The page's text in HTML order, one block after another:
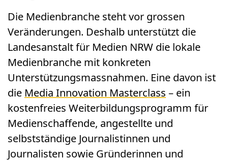
Die Medienbranche steht vor grossen
Veränderungen. Deshalb unterstützt die
Landesanstalt für Medien NRW die lokale
Medienbranche mit konkreten
Unterstützungsmassnahmen. Eine davon ist
die Media Innovation Masterclass – ein
kostenfreies Weiterbildungsprogramm für
Medienschaffende, angestellte und
selbstständige Journalistinnen und
Journalisten sowie Gründerinnen und